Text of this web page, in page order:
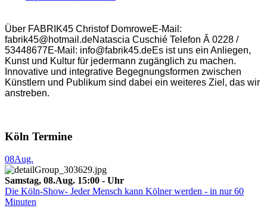
Über FABRIK45 Christof DomroweE-Mail:
fabrik45@hotmail.deNatascia Cuschié Telefon Â 0228 /
53448677E-Mail: info@fabrik45.deEs ist uns ein Anliegen,
Kunst und Kultur für jedermann zugänglich zu machen.
Innovative und integrative Begegnungsformen zwischen
Künstlern und Publikum sind dabei ein weiteres Ziel, das wir
anstreben.
Köln Termine
08Aug.
Samstag, 08.Aug. 15:00 - Uhr
Die Köln-Show- Jeder Mensch kann Kölner werden - in nur 60
Minuten